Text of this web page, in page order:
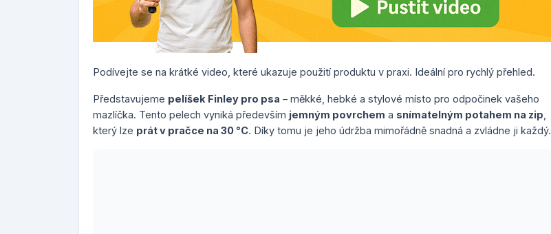
Podívejte se na krátké video, které ukazuje použití produktu v praxi. Ideální pro rychlý přehled.
Představujeme pelíšek Finley pro psa – měkké, hebké a stylové místo pro odpočinek vašeho
mazlíčka. Tento pelech vyniká především jemným povrchem a snímatelným potahem na zip
který lze prát v pračce na 30 °C. Díky tomu je jeho údržba mimořádně snadná a zvládne ji každý.